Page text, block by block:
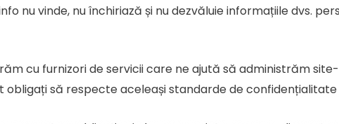
nu vinde, nu închiriază și nu dezvăluie informațiile dvs.
cu furnizori de servicii care ne ajută să administrăm
să respecte aceleași standarde de confidențialitate